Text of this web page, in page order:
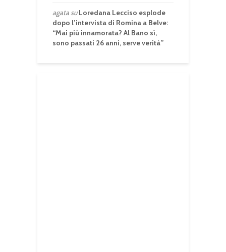
agatasuLoredana Lecciso esplode
dopo l’intervista di Romina a Belve:
“Mai più innamorata? Al Bano sì,
sono passati 26 anni, serve verità”